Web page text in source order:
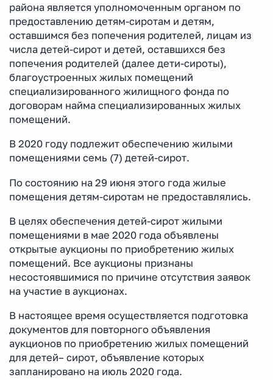
района является уполномоченным органом по
предоставлению детям-сиротам и детям,
оставшимся без попечения родителей, лицам из
числа детей-сирот и детей, оставшихся без
попечения родителей (далее дети-сироты),
благоустроенных жилых помещений
специализированного жилищного фонда по
договорам найма специализированных жилых
помещений.
В 2020 году подлежит обеспечению жилыми
помещениями семь (7) детей-сирот.
По состоянию на 29 июня этого года жилые
помещения детям-сиротам не предоставлялись.
В целях обеспечения детей-сирот жилыми
помещениями в мае 2020 года объявлены
открытые аукционы по приобретению жилых
помещений. Все аукционы признаны
несостоявшимися по причине отсутствия заявок
на участие в аукционах.
В настоящее время осуществляется подготовка
документов для повторного объявления
аукционов по приобретению жилых помещений
для детей– сирот, объявление которых
запланировано на июль 2020 года.